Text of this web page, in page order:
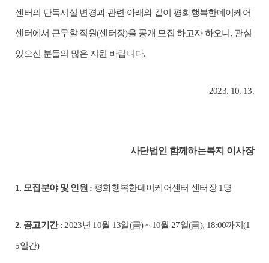
센터의 단독시설 변경과 관련 아래와 같이 평화행복한데이케어
센터에서 근무할 직원(센터장)을 공개 모집 하고자 하오니 , 관심
있으신 분들의 많은 지원 바랍니다.
2023. 10. 13.
사단법인 함께하는복지 이사장
1. 모집분야 및 인원 : 평화행복한데이케어센터 센터장1 명
2. 공고기간: 2023년 10월 13일(금) ~ 10월 27일(금), 18:00까지(1
5일간)